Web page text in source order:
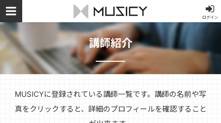
ログイン
講師紹介
MUSICYに登録されている講師一覧です。講師の名前や写
真をクリックすると、詳細のプロフィールを確認すること